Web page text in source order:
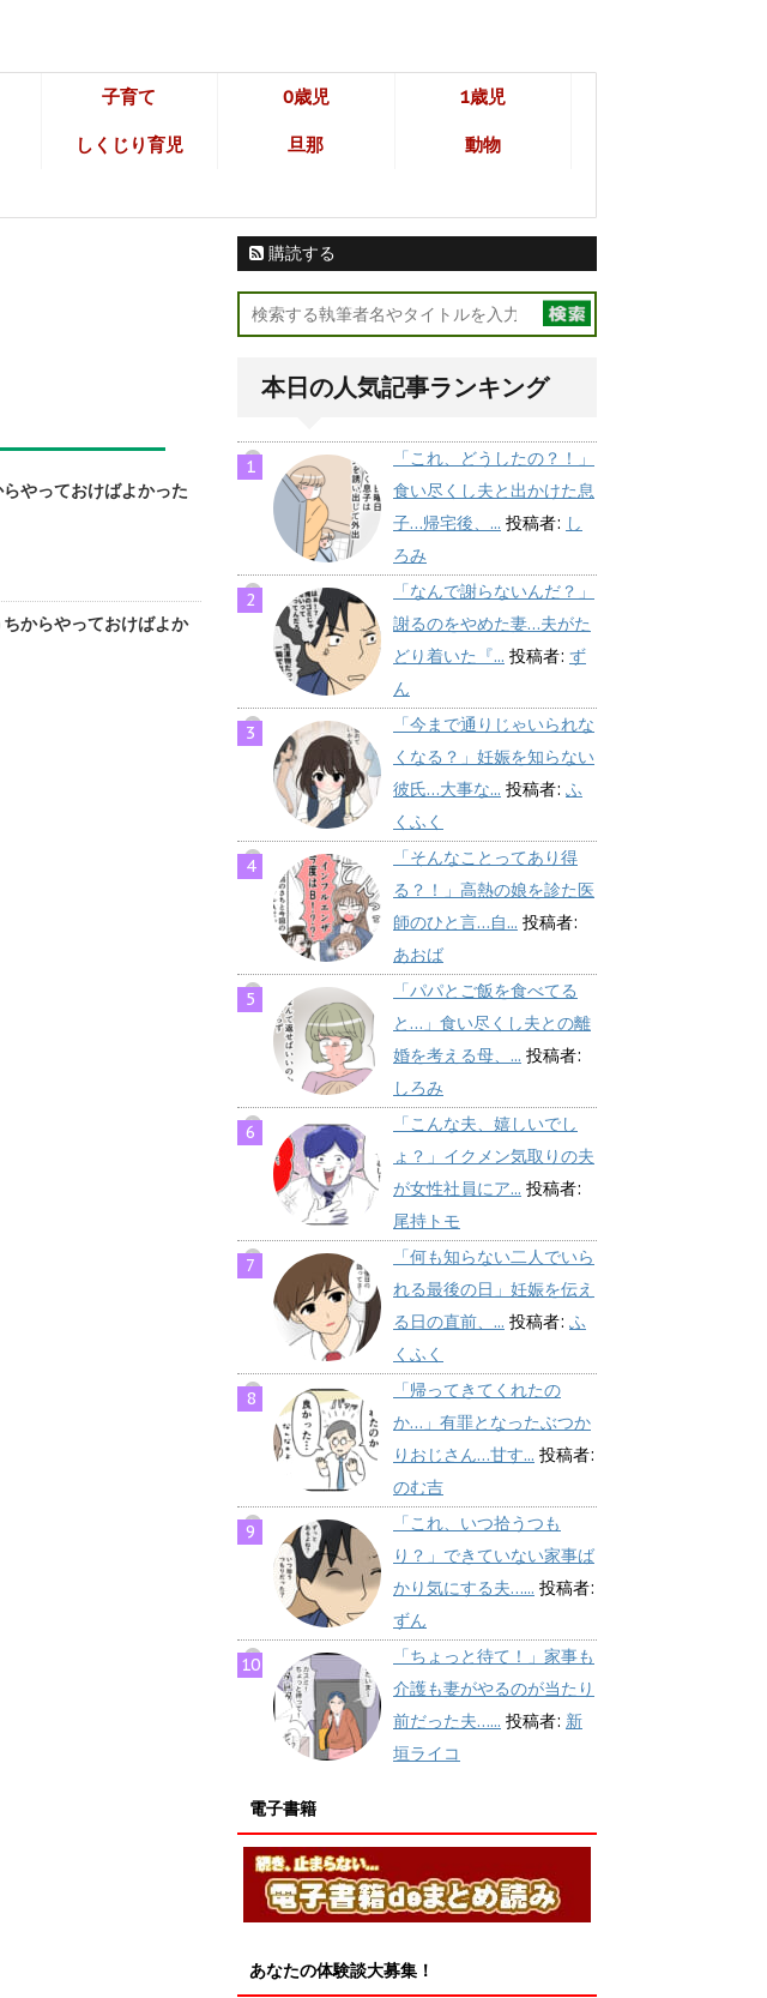
子育て 0歳児 1歳児
しくじり育児 旦那 動物
やっておけばよかった
からやっておけばよか
購読する
本日の人気記事ランキング
「これ、どうしたの？！」
食い尽くし夫と出かけた息
子…帰宅後、... 投稿者: し
ろみ
「なんで謝らないんだ？」
謝るのをやめた妻…夫がた
どり着いた『... 投稿者: ず
ん
「今まで通りじゃいられな
くなる？」妊娠を知らない
彼氏…大事な... 投稿者: ふ
くふく
「そんなことってあり得
る？！」高熱の娘を診た医
師のひと言…自... 投稿者:
あおば
「パパとご飯を食べてる
と…」食い尽くし夫との離
婚を考える母、... 投稿者:
しろみ
「こんな夫、嬉しいでし
ょ？」イクメン気取りの夫
が女性社員にア... 投稿者:
尾持トモ
「何も知らない二人でいら
れる最後の日」妊娠を伝え
る日の直前、... 投稿者: ふ
くふく
「帰ってきてくれたの
か…」有罪となったぶつか
りおじさん…甘す... 投稿者:
のむ吉
「これ、いつ拾うつも
り？」できていない家事ば
かり気にする夫…... 投稿者:
ずん
「ちょっと待て！」家事も
介護も妻がやるのが当たり
前だった夫…... 投稿者: 新
垣ライコ
電子書籍
あなたの体験談大募集！